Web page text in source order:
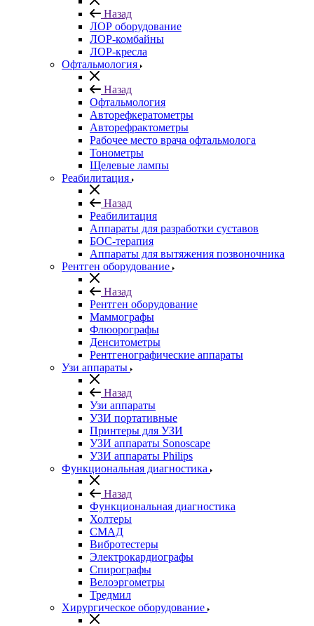
Назад
ЛОР оборудование
ЛОР-комбайны
ЛОР-кресла
Офтальмология
Назад
Офтальмология
Авторефкератометры
Авторефрактометры
Рабочее место врача офтальмолога
Тонометры
Щелевые лампы
Реабилитация
Назад
Реабилитация
Аппараты для разработки суставов
БОС-терапия
Аппараты для вытяжения позвоночника
Рентген оборудование
Назад
Рентген оборудование
Маммографы
Флюорографы
Денситометры
Рентгенографические аппараты
Узи аппараты
Назад
Узи аппараты
УЗИ портативные
Принтеры для УЗИ
УЗИ аппараты Sonoscape
УЗИ аппараты Philips
Функциональная диагностика
Назад
Функциональная диагностика
Холтеры
СМАД
Вибротестеры
Электрокардиографы
Спирографы
Велоэргометры
Тредмил
Хирургическое оборудование